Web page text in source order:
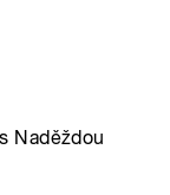
Naděždou